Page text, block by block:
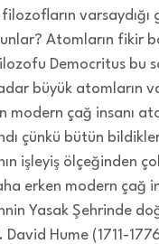
varsaydığı
Atomların fikir
Democritus bu
büyük atomların
modern çağ insanı
çünkü bütün
işleyiş ölçeğinden
erken modern çağ
Yasak Şehrinde
Hume (1711-